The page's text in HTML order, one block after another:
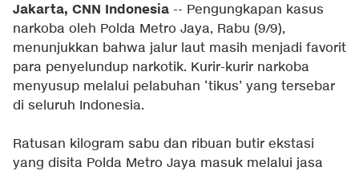
Jakarta, CNN Indonesia -- Pengungkapan kasus
narkoba oleh Polda Metro Jaya, Rabu (9/9),
menunjukkan bahwa jalur laut masih menjadi favorit
para penyelundup narkotik. Kurir-kurir narkoba
menyusup melalui pelabuhan ‘tikus’ yang tersebar
di seluruh Indonesia.
Ratusan kilogram sabu dan ribuan butir ekstasi
yang disita Polda Metro Jaya masuk melalui jasa